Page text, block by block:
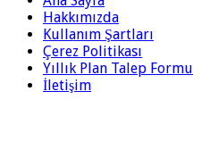
Hakkımızda
Kullanım Şartları
Çerez Politikası
Yıllık Plan Talep Formu
İletişim